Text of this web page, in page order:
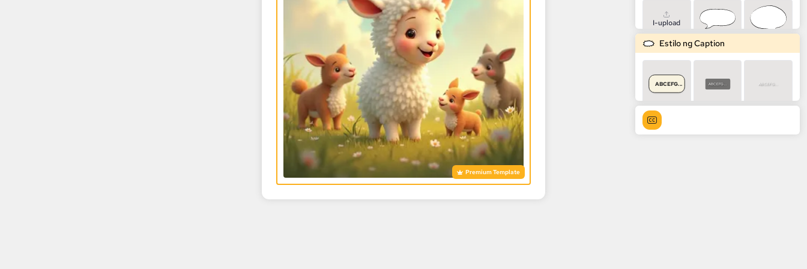
Premium Template
I-upload
Estilo ng Caption
ABCEFG... ABCEFG... ABCEFG...
ABCEFG... ABCEFG...